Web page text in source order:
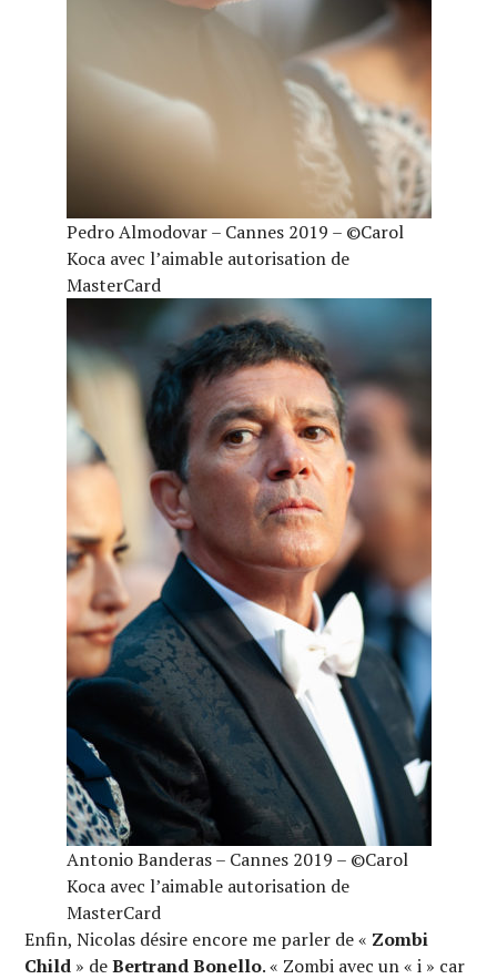
Pedro Almodovar – Cannes 2019 – ©Carol
Koca avec l’aimable autorisation de
MasterCard
Antonio Banderas – Cannes 2019 – ©Carol
Koca avec l’aimable autorisation de
MasterCard
Enfin, Nicolas désire encore me parler de « Zombi
Child » deBertrand Bonello. « Zombi avec un « i » car